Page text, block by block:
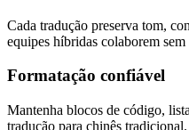
Cada tradução preserva tom,
equipes híbridas colaborem sem
Formatação confiável
Mantenha blocos de código,
tradução para chinês tradicional.